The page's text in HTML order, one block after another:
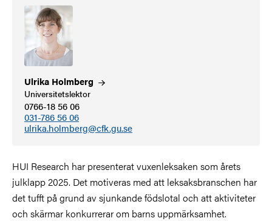
Ulrika Holmberg
Universitetslektor
0766-18 56 06
031-786 56 06
ulrika.holmberg@cfk.gu.se
HUI Research har presenterat vuxenleksaken som årets
julklapp 2025. Det motiveras med att leksaksbranschen har
det tufft på grund av sjunkande födslotal och att aktiviteter
och skärmar konkurrerar om barns uppmärksamhet.